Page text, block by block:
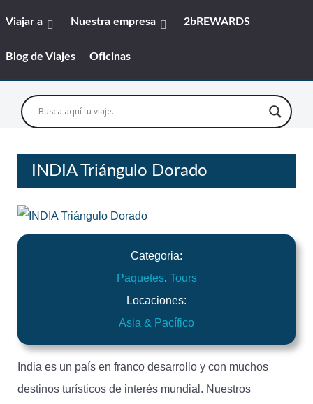
Viajar a Nuestra empresa 2bREWARDS
Blog de Viajes Oficinas
INDIA Triángulo Dorado
Categoria:
Paquetes, Tours
Locaciones:
Asia & Pacífico
India es un país en franco desarrollo y con muchos
destinos turísticos de interés mundial. Nuestros